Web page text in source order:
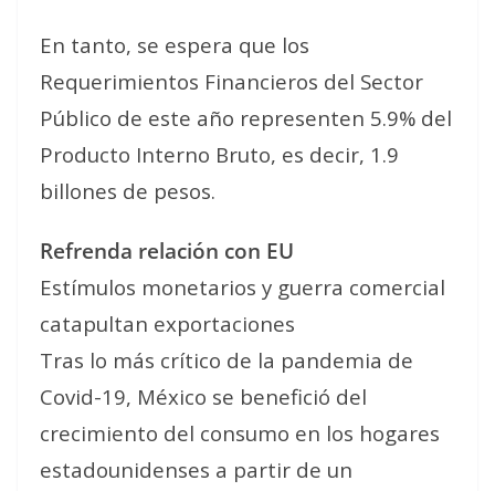
En tanto, se espera que los
Requerimientos Financieros del Sector
Público de este año representen 5.9% del
Producto Interno Bruto, es decir, 1.9
billones de pesos.
Refrenda relación con EU
Estímulos monetarios y guerra comercial
catapultan exportaciones
Tras lo más crítico de la pandemia de
Covid-19, México se benefició del
crecimiento del consumo en los hogares
estadounidenses a partir de un